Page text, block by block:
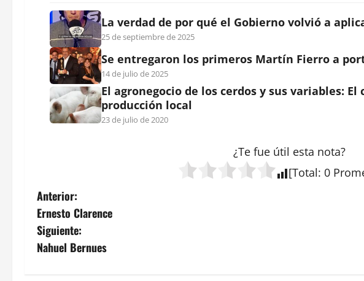
La verdad de por qué el Gobierno volvió a
25 de septiembre de 2025
Se entregaron los primeros Martín Fierro a
14 de julio de 2025
El agronegocio de los cerdos y sus variables:
producción local
23 de julio de 2020
¿Te fue útil esta nota?
[Total: 0
N
a
v
Anterior:
Ernesto Clarence
Siguiente:
Nahuel Bernues